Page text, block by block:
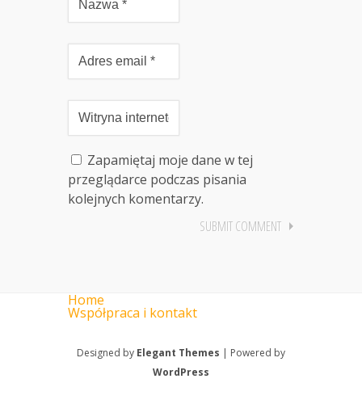
Zapamiętaj moje dane w tej
przeglądarce podczas pisania
kolejnych komentarzy.
Home
Współpraca i kontakt
Designed by Elegant Themes | Powered by
WordPress